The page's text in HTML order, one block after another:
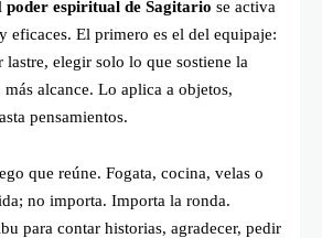
poder espiritual de Sagitario se activa
eficaces. El primero es el del equipaje:
elegir solo lo que sostiene la
alcance. Lo aplica a objetos,
pensamientos.
que reúne. Fogata, cocina, velas o
no importa. Importa la ronda.
para contar historias, agradecer, pedir